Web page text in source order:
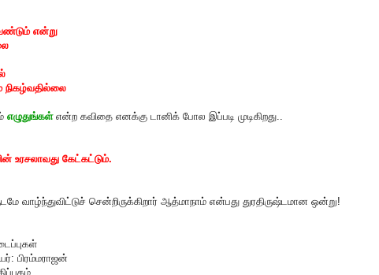
என்று
நிகழ்வதில்லை
எழுதுங்கள் என்ற கவிதை எனக்கு டானிக் போல இப்படி முடிகிறது..
உரசலாவது கேட்கட்டும்.
வாழ்ந்துவிட்டுச் சென்றிருக்கிறார் ஆத்மாநாம் என்பது துரதிருஷ்டமான ஒன்று!
பிரம்மராஜன்